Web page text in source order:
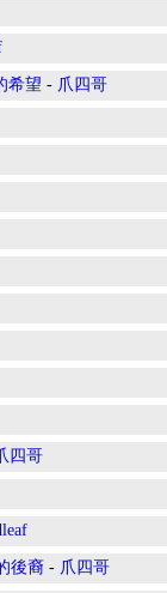
希望 - 爪四哥
四哥
後裔 - 爪四哥